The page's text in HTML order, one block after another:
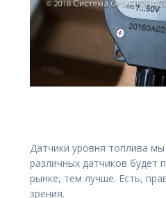
Датчики уровня топлива
различных датчиков будет
рынке, тем лучше. Есть,
зрения.